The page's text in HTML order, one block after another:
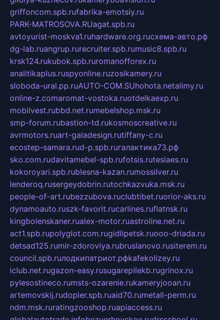
griffoncom.spb.rufabrika-emotsiy.ru
PARK-MATROSOVA.RUagat.spb.ru
avtoyurist-moskva1.ruhardware.org.ruсхема-авто.рф
dg-lab.ruangrup.rurecruiter.spb.rumusic8.spb.ru
krsk124.rukubok.spb.ruromanofforex.ru
analitikaplus.ruspyonline.ruzosikamery.ru
sloboda-ural.pp.ruAUTO-COM.SUhohota.netalimy.ru
online-z.comaromat-vostoka.ruotdelkaexp.ru
mobilvest.rubbd.net.rumebelshop.msk.ru
smp-forum.rubastion-td.rukosmoscreative.ru
avrmotors.ruart-galadesign.rutiffany-c.ru
ecostep-samara.rud-p.spb.ruгалактика73.рф
sko.com.rudavitamebel-spb.rufotsis.rutesiaes.ru
kokoroyari.spb.rublesna-kazan.rumossilver.ru
lenderoq.rusergeydobrin.rutochkazvuka.msk.ru
people-of-art.rubezzubova.ruclubtibet.ruorior-aks.ru
dynamoauto.ruszk-favorit.rucarlines.ruflatnsk.ru
kingbolenskaner.rualex-motor.ruastroline.net.ru
act1.spb.rupolyglot.com.rugidlipetsk.ruooo-driada.ru
detsad125.rumir-zdoroviya.rubruslanovo.rusiterem.ru
council.spb.ruлодкипатриот.рфkafekolizey.ru
iclub.net.rugazon-easy.rusugarepilekb.rugrinox.ru
pylesostineco.rumsts-ozarenie.rukameryjooan.ru
artemovskij.rudopler.spb.ruaid70.rumetall-perm.ru
ndm.msk.ruratingzooshop.ruapiaccess.ru